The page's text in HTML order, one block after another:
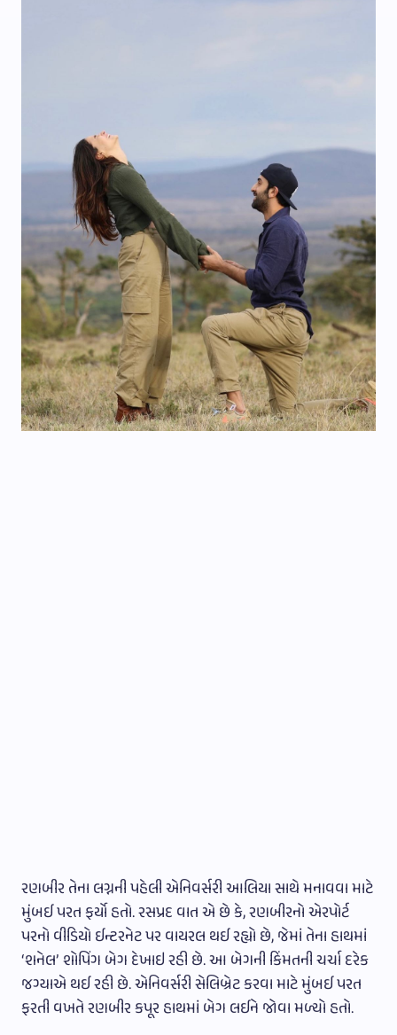
રણબીર તેના લગ્નની પહેલી એનિવર્સરી આલિયા સાથે મનાવવા માટે
મુંબઈ પરત ફર્યો હતો. રસપ્રદ વાત એ છે કે, રણબીરનો એરપોર્ટ
પરનો વીડિયો ઈન્ટરનેટ પર વાયરલ થઈ રહ્યો છે, જેમાં તેના હાથમાં
‘શનેલ’ શોપિંગ બેગ દેખાઇ રહી છે. આ બેગની કિંમતની ચર્ચા દરેક
જગ્યાએ થઈ રહી છે. એનિવર્સરી સેલિબ્રેટ કરવા માટે મુંબઈ પરત
ફરતી વખતે રણબીર કપૂર હાથમાં બેગ લઈને જોવા મળ્યો હતો.